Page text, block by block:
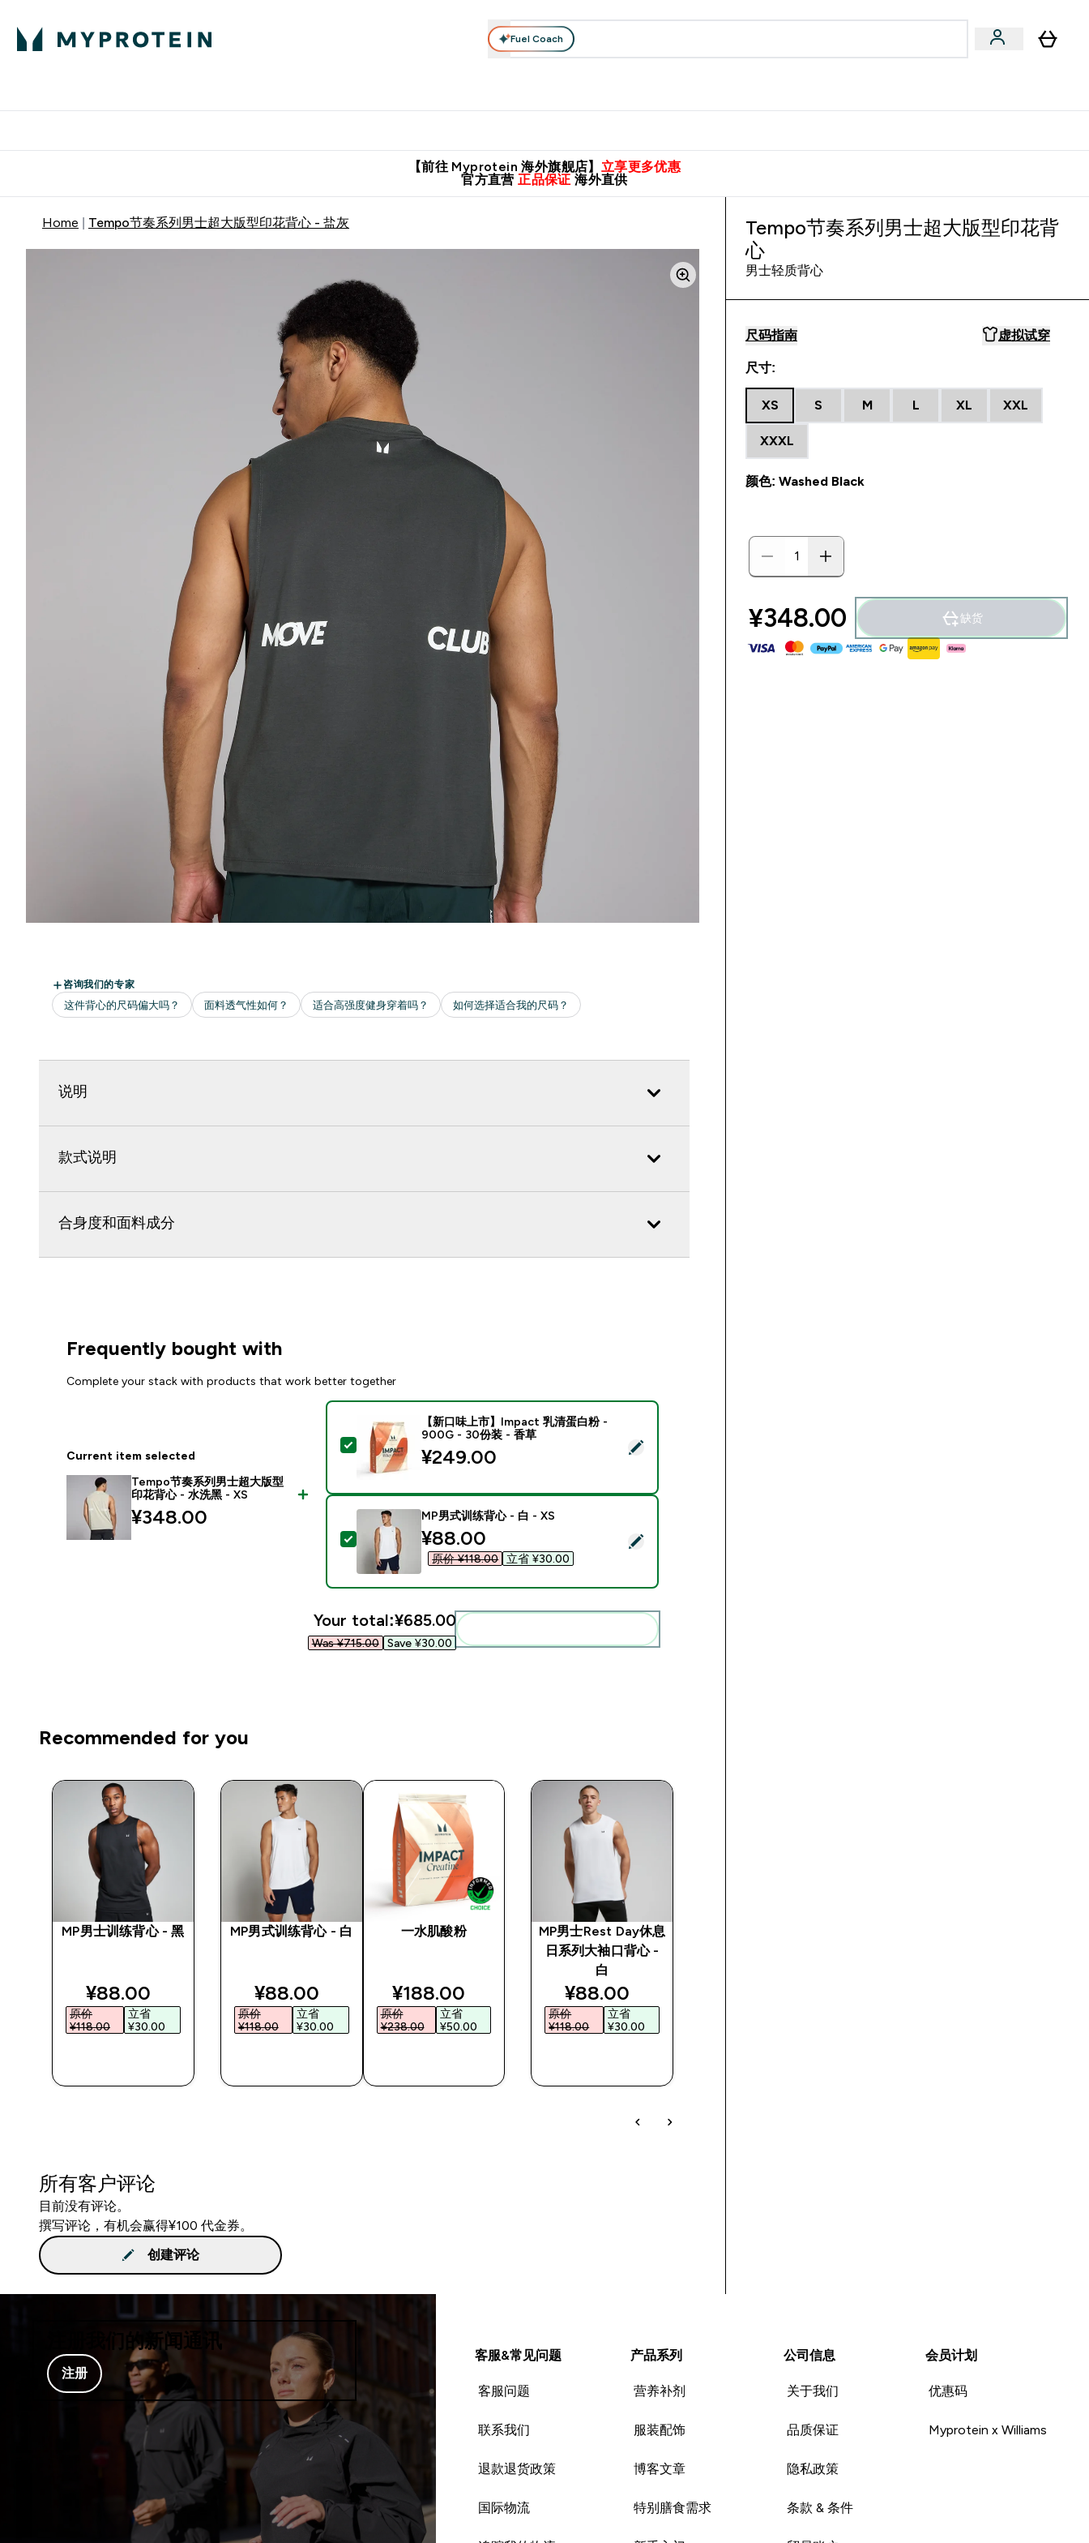
Fuel Coach
【前往 Myprotein 海外旗舰店】 立享更多优惠
官方直营 正品保证 海外直供
Home Tempo节奏系列男士超大版型印花背心 - 盐灰
说明
款式说明
合身度和面料成分
Frequently bought with
Complete your stack with products that work better together
Current item selected
Tempo节奏系列男士超大版型
印花背心 - 水洗黑 - XS
¥348.00‎
Select this product - 【新口味上市】Impact 乳清蛋白粉 - 900G - 30份装 - 香草
【新口味上市】Impact 乳清蛋白粉 -
900G - 30份装 - 香草
¥249.00‎
Select this product - MP男式训练背心 - 白 - XS
MP男式训练背心 - 白 - XS
discounted price
¥88.00‎
原价 ¥118.00‎ 立省 ¥30.00‎
Your total:¥685.00‎
Was ¥715.00‎ Save ¥30.00‎
Recommended for you
MP男士训练背心 - 黑
discounted price
¥88.00‎
原价
¥118.00‎
立省
¥30.00‎
MP男式训练背心 - 白
discounted price
¥88.00‎
原价
¥118.00‎
立省
¥30.00‎
一水肌酸粉
discounted price
¥188.00‎
原价
¥238.00‎
立省
¥50.00‎
MP男士Rest Day休息
日系列大袖口背心 -
白
discounted price
¥88.00‎
原价
¥118.00‎
立省
¥30.00‎
所有客户评论
目前没有评论。
撰写评论，有机会赢得¥100 代金券。
创建评论
Tempo节奏系列男士超大版型印花背
心
男士轻质背心
尺码指南 虚拟试穿
尺寸:
XS S M L XL XXL
XXXL
颜色: Washed Black
¥348.00‎ 缺货
注册我们的新闻通讯
注册
客服&常见问题
客服问题
联系我们
退款退货政策
国际物流
产品系列
营养补剂
服装配饰
博客文章
特别膳食需求
公司信息
关于我们
品质保证
隐私政策
条款 & 条件
会员计划
优惠码
Myprotein x Williams